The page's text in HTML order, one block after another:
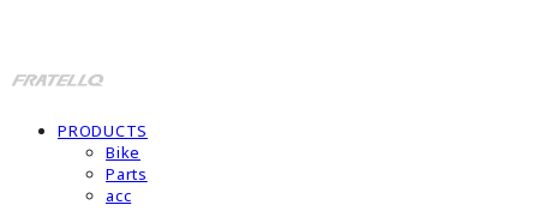
PRODUCTS
Bike
Parts
acc